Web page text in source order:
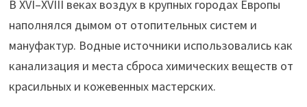
В XVI–XVIII веках воздух в крупных городах Европы
наполнялся дымом от отопительных систем и
мануфактур. Водные источники использовались как
канализация и места сброса химических веществ от
красильных и кожевенных мастерских.